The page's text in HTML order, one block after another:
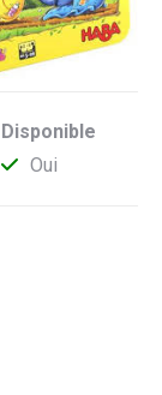
Disponible
Oui